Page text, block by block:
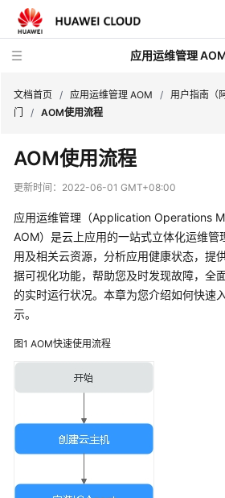
应用运维管理
新
动
产
品
介
绍
费
说
入
文档首页 / 应用运维管理 AOM / 用户指南（
门
/ AOM使用流程
AOM使用流程
更新时间： 2022-06-01 GMT+08:00
应用运维管理（Application Operations
AOM）是云上应用的一站式立体化运维管
用及相关云资源，分析应用健康状态，提
据可视化功能，帮助您及时发现故障，全
的实时运行状况。本章为您介绍如何快速
示。
图1 AOM快速使用流程